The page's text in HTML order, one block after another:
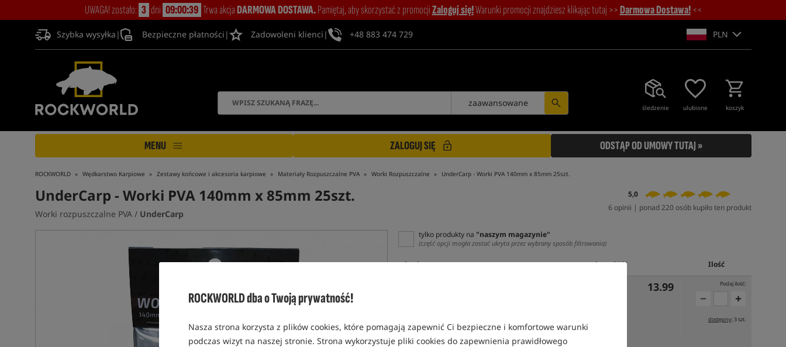
ROCKWORLD dba o Twoją prywatność!
Nasza strona korzysta z plików cookies, które pomagają zapewnić Ci bezpieczne i komfortowe warunki
podczas wizyt na naszej stronie. Strona wykorzystuje pliki cookies do zapewnienia prawidłowego
UWAGA! zostało: 3 dni 09:00:38 Trwa akcjaDARMOWA DOSTAWA.Pamiętaj, aby skorzystać z promocjiZaloguj się!Warunki promocji znajdziesz klikając tutaj >>Darmowa Dostawa! <<
Szybka wysyłka | Bezpieczne płatności | Zadowoleni klienci | +48 883 474 729 PLN
śledzenie ulubione koszyk
zaawansowane
MENU ZALOGUJ SIĘ ODSTĄP OD UMOWY TUTAJ »
ROCKWORLD Wędkarstwo Karpiowe Zestawy końcowe i akcesoria karpiowe Materiały Rozpuszczalne PVA Worki Rozpuszczalne UnderCarp - Worki PVA 140mm x 85mm 25szt.
UnderCarp - Worki PVA 140mm x 85mm 25szt.
Worki rozpuszczalne PVA / UnderCarp
5,0
6 opinii | ponad 220 osób kupiło ten produkt
tylko produkty na "naszym magazynie"
(część opcji mogła zostać ukryta przez wybrany sposób filtrowania)
Opcja Cena PLN Ilość
0,15
13.99 Podaj ilość:
dostępny: 3 szt.